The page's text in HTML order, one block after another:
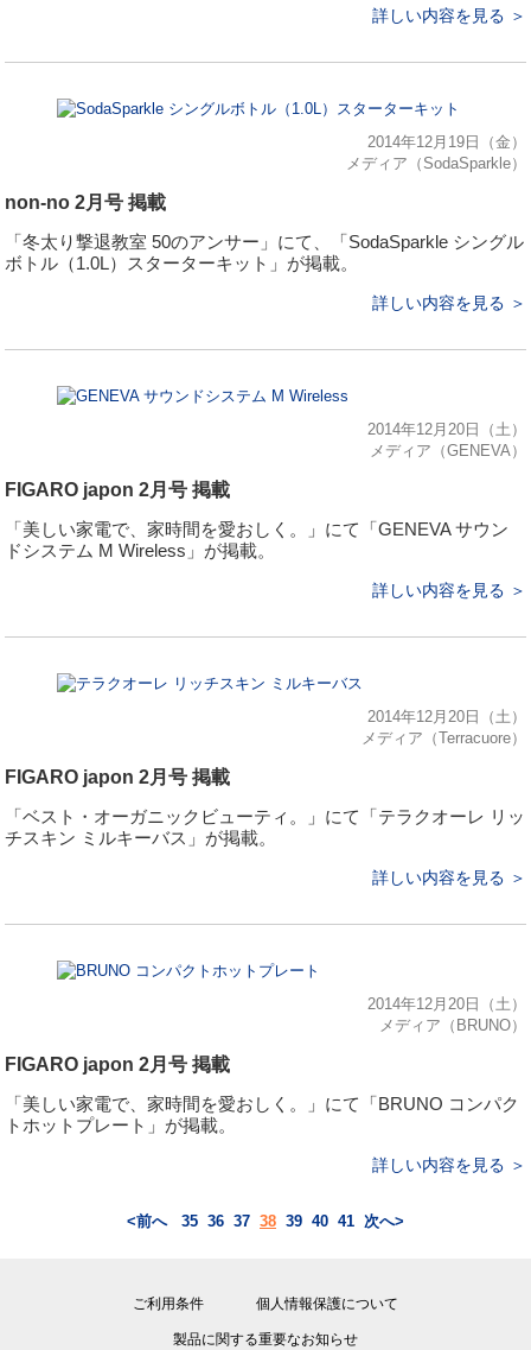
詳しい内容を見る ＞
2014年12月19日（金）
メディア（SodaSparkle）
non-no 2月号 掲載
「冬太り撃退教室 50のアンサー」にて、「SodaSparkle シングル
ボトル（1.0L）スターターキット」が掲載。
詳しい内容を見る ＞
2014年12月20日（土）
メディア（GENEVA）
FIGARO japon 2月号 掲載
「美しい家電で、家時間を愛おしく。」にて「GENEVA サウン
ドシステム M Wireless」が掲載。
詳しい内容を見る ＞
2014年12月20日（土）
メディア（Terracuore）
FIGARO japon 2月号 掲載
「ベスト・オーガニックビューティ。」にて「テラクオーレ リッ
チスキン ミルキーバス」が掲載。
詳しい内容を見る ＞
2014年12月20日（土）
メディア（BRUNO）
FIGARO japon 2月号 掲載
「美しい家電で、家時間を愛おしく。」にて「BRUNO コンパク
トホットプレート」が掲載。
詳しい内容を見る ＞
<前へ 35 36 37 38 39 40 41 次へ>
ご利用条件 個人情報保護について
製品に関する重要なお知らせ